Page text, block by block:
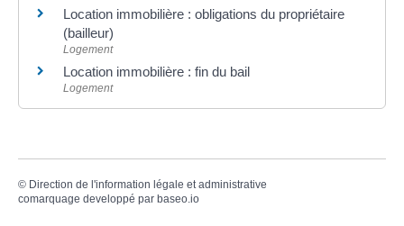
Location immobilière : obligations du propriétaire
(bailleur)
Logement
Location immobilière : fin du bail
Logement
© Direction de l'information légale et administrative
comarquage developpé par baseo.io